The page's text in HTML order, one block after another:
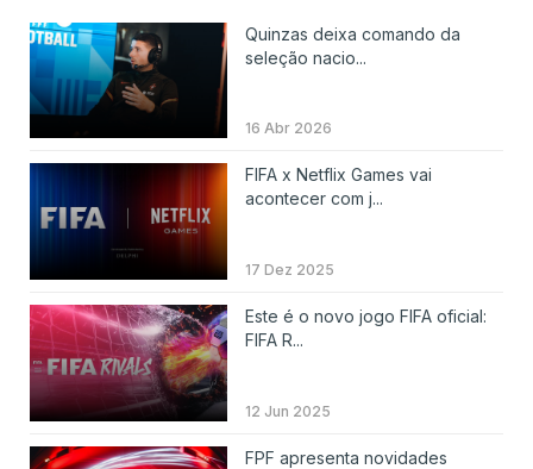
Quinzas deixa comando da
seleção nacio...
16 Abr 2026
FIFA x Netflix Games vai
acontecer com j...
17 Dez 2025
Este é o novo jogo FIFA oficial:
FIFA R...
12 Jun 2025
FPF apresenta novidades